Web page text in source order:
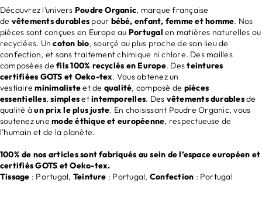
Découvrez l’univers Poudre Organic, marque française
de vêtements durables pour bébé, enfant, femme et homme. Nos
pièces sont conçues en Europe au Portugal en matières naturelles ou
recyclées. Uncoton bio, sourçé au plus proche de son lieu de
confection, et sans traitement chimique ni chlore. Des mailles
composées defils 100% recyclés en Europe. Desteintures
certifiées GOTS et Oeko-tex. Vous obtenez un
vestiaireminimalisteet de qualité, composé de pièces
essentielles,simplesetintemporelles. Des vêtements durablesde
qualité àun prix le plus juste. En choisissant Poudre Organic, vous
soutenez unemode éthique et européenne, respectueuse de
l’humain et de la planète.
100% de nos articles sont fabriqués au sein de l’espace européen et
certifiés GOTS et Oeko-tex.
Tissage : Portugal, Teinture : Portugal, Confection : Portugal